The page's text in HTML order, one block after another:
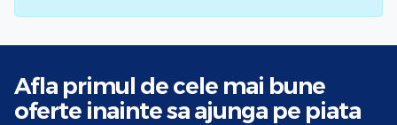
Afla primul de cele mai bune
oferte inainte sa ajunga pe piata